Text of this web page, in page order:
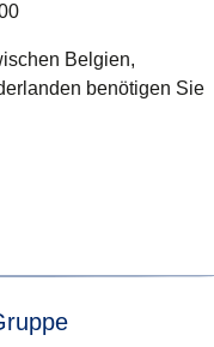
Belgien,
benötigen Sie